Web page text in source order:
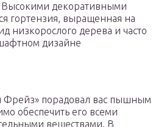
декоративными
гортензия, выращенная на
низкорослого дерева и часто
дизайне
Фрейз» порадовал вас пышным
обеспечить его всеми
веществами. В